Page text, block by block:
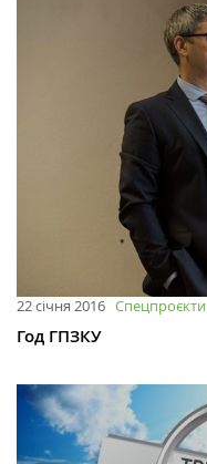
22 січня 2016 Спецпроєкти
Год ГПЗКУ